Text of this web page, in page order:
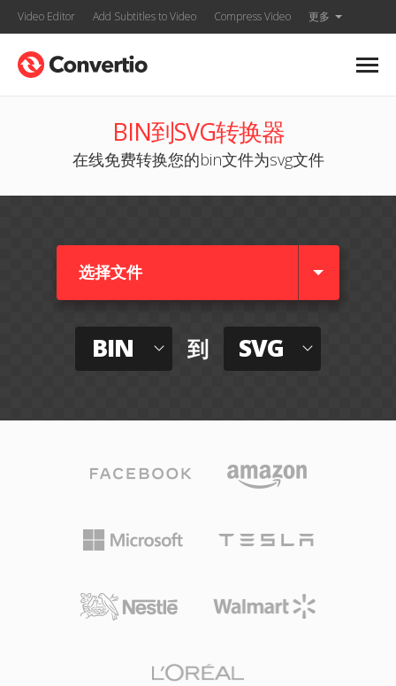
Video Editor Add Subtitles to Video Compress Video 更多
BIN到SVG转换器
在线免费转换您的bin文件为svg文件
选择文件
BIN 到 SVG